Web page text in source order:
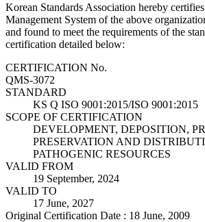
Korean Standards Association hereby
Management System of the above
and found to meet the requirements of the
certification detailed below:
CERTIFICATION No.
QMS-3072
STANDARD
KS Q ISO 9001:2015/ISO 9001:2015
SCOPE OF CERTIFICATION
DEVELOPMENT, DEPOSITION,
PRESERVATION AND
PATHOGENIC RESOURCES
VALID FROM
19 September, 2024
VALID TO
17 June, 2027
Original Certification Date : 18 June, 2009